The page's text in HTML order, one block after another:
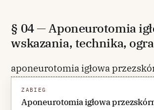
§ 04 — Aponeurotomia
wskazania, technika,
aponeurotomia igłowa
ZABIEG
Aponeurotomia igłowa
wprowadzona przez Fouchera w
w latach 70. i pozostaje